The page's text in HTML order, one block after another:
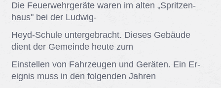
Die Feu­er­wehr­ge­rä­te wa­ren im al­ten „Sprit­zen­
haus" bei der Lud­wig-
Heyd-Schu­le un­ter­ge­bracht. Die­ses Ge­bäu­de
dient der Ge­mein­de heu­te zum
Ein­stel­len von Fahr­zeu­gen und Ge­rä­ten. Ein Er­
eig­nis muss in den fol­gen­den Jah­ren